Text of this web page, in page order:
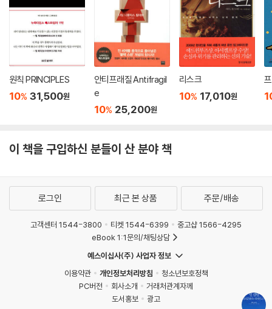
원칙 PRINCIPLES
10% 31,500원
안티프래질 Antifragil
e
10% 25,200원
리스크
10% 17,010원
이 책을 구입하신 분들이 산 분야 책
로그인 최근 본 상품 주문/배송
고객센터 1544-3800 티켓 1544-6399
중고샵 1566-4295
eBook 1:1문의/채팅상담
예스이십사(주) 사업자 정보
이용약관
개인정보처리방침
청소년보호정책
PC버전
회사소개
거래처관계자께
도서홍보
광고